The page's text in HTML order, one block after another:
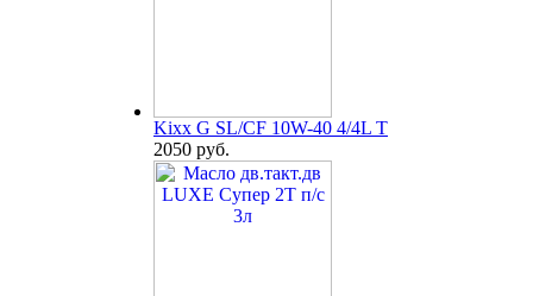
Kixx G SL/CF 10W-40 4/4L T
2050 руб.